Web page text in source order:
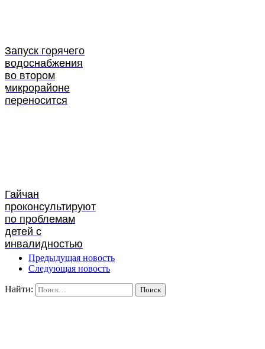
Запуск горячего
водоснабжения
во втором
микрорайоне
переносится
Гайчан
проконсультируют
по проблемам
детей с
инвалидностью
Предыдущая новость
Следующая новость
Найти: